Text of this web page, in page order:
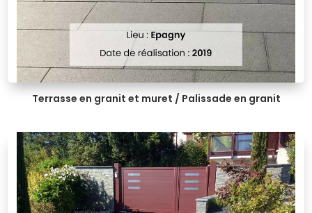
Terrasse en granit et muret / Palissade en granit